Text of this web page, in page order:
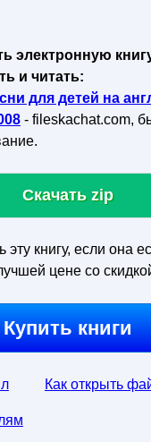
электронную
и читать:
для детей на
- fileskachat.com,
Скачать zip
книгу, если она
цене со
Купить книги
Как открыть